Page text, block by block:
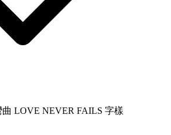
LOVE NEVER FAILS 字樣